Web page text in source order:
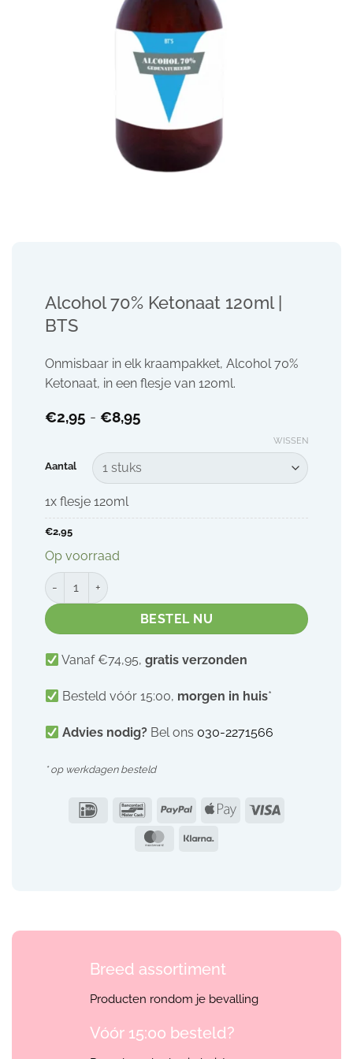
Alcohol 70% Ketonaat 120ml |
BTS
Onmisbaar in elk kraampakket, Alcohol 70%
Ketonaat, in een flesje van 120ml.
€2,95 - €8,95Prijsklasse:
€8,95
Aantal
WISSEN
1x flesje 120ml
€2,95
Op voorraad
Alcohol 70% Ketonaat 120ml | BTS aantal
BESTEL NU
Vanaf €74,95,gratis verzonden
Besteld vóór 15:00, morgen in huis*
Advies nodig? Bel ons 030-2271566
* op werkdagen besteld
IDeal Bancontact
PayPal Apple
Visa
MasterCard
Klarna
Breed assortiment
Producten rondom je bevalling
Vóór 15:00 besteld?